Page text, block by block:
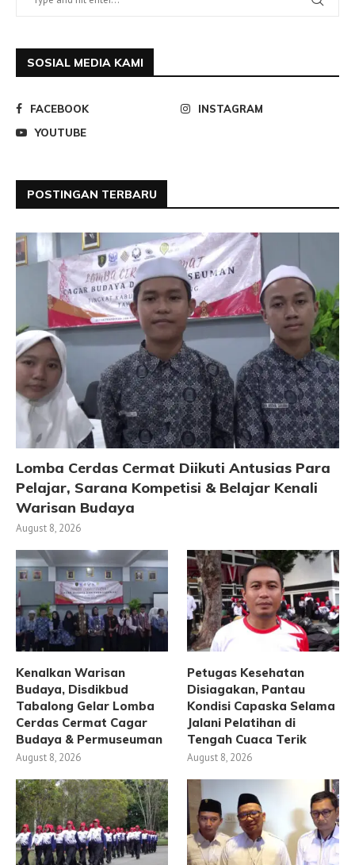
SOSIAL MEDIA KAMI
FACEBOOK
INSTAGRAM
YOUTUBE
POSTINGAN TERBARU
Lomba Cerdas Cermat Diikuti Antusias Para
Pelajar, Sarana Kompetisi & Belajar Kenali
Warisan Budaya
August 8, 2026
Kenalkan Warisan
Budaya, Disdikbud
Tabalong Gelar Lomba
Cerdas Cermat Cagar
Budaya & Permuseuman
August 8, 2026
Petugas Kesehatan
Disiagakan, Pantau
Kondisi Capaska Selama
Jalani Pelatihan di
Tengah Cuaca Terik
August 8, 2026